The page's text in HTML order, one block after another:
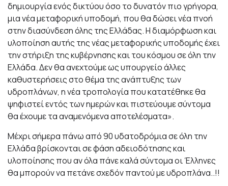
δημιουργία ενός δικτύου όσο το δυνατόν πιο γρήγορα,
μια νέα μεταφορική υποδομή, που θα δώσει νέα πνοή
στην διασύνδεση όλης της Ελλάδας. Η διαμόρφωση και
υλοποίηση αυτής της νέας μεταφορικής υποδομής έχει
την στήριξη της κυβέρνησης και του κόσμου σε όλη την
Ελλάδα. Δεν θα ανεχτούμε ως υπουργείο άλλες
καθυστερήσεις στο θέμα της ανάπτυξης των
υδροπλάνων, η νέα τροπολογία που κατατέθηκε θα
ψηφιστεί εντός των ημερών και πιστεύουμε σύντομα
θα έχουμε τα αναμενόμενα αποτελέσματα».
Μέχρι σήμερα πάνω από 90 υδατοδρόμια σε όλη την
Ελλάδα βρίσκονται σε φάση αδειοδότησης και
υλοποίησης που αν όλα πάνε καλά σύντομα οι Έλληνες
θα μπορούν να πετάνε σχεδόν παντού με υδροπλάνα..!!